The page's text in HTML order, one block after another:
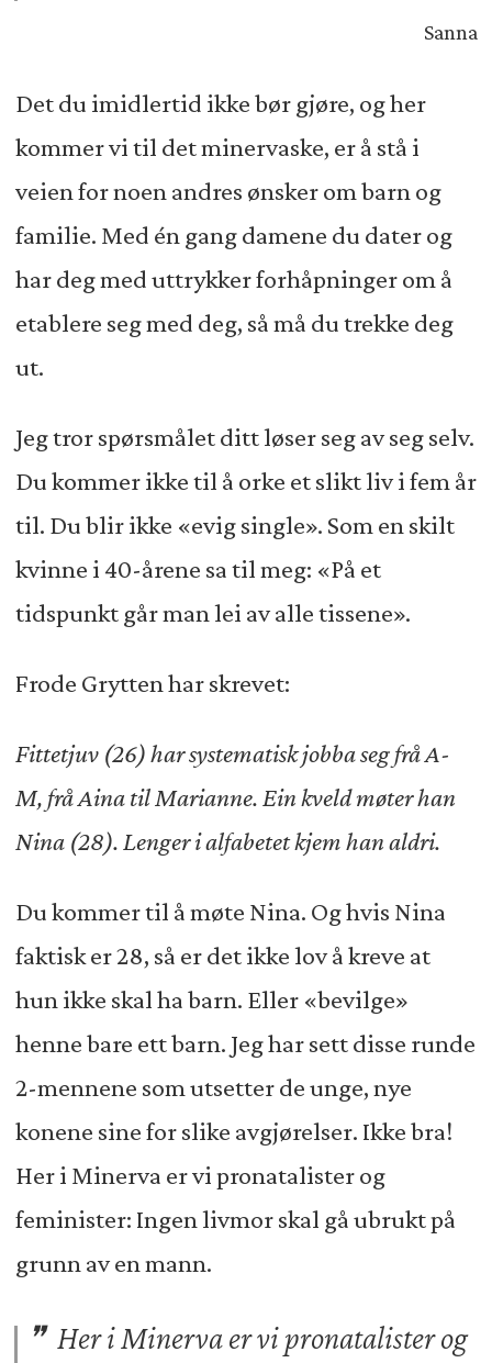
Sanna
Det du imidlertid ikke bør gjøre, og her
kommer vi til det minervaske, er å stå i
veien for noen andres ønsker om barn og
familie. Med én gang damene du dater og
har deg med uttrykker forhåpninger om å
etablere seg med deg, så må du trekke deg
ut.
Jeg tror spørsmålet ditt løser seg av seg selv.
Du kommer ikke til å orke et slikt liv i fem år
til. Du blir ikke «evig single». Som en skilt
kvinne i 40-årene sa til meg: «På et
tidspunkt går man lei av alle tissene».
Frode Grytten har skrevet:
Fittetjuv (26) har systematisk jobba seg frå A-
M, frå Aina til Marianne. Ein kveld møter han
Nina (28). Lenger i alfabetet kjem han aldri.
Du kommer til å møte Nina. Og hvis Nina
faktisk er 28, så er det ikke lov å kreve at
hun ikke skal ha barn. Eller «bevilge»
henne bare ett barn. Jeg har sett disse runde
2-mennene som utsetter de unge, nye
konene sine for slike avgjørelser. Ikke bra!
Her i Minerva er vi pronatalister og
feminister: Ingen livmor skal gå ubrukt på
grunn av en mann.
Her i Minerva er vi pronatalister og